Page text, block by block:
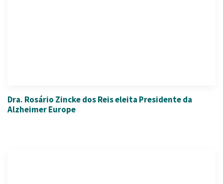
Dra. Rosário Zincke dos Reis eleita Presidente da
Alzheimer Europe